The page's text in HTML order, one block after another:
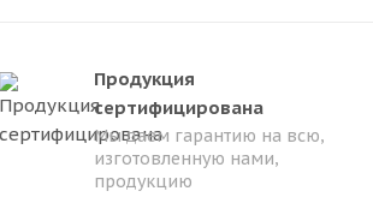
Продукция
сертифицирована
Мы даем гарантию на всю,
изготовленную нами,
продукцию